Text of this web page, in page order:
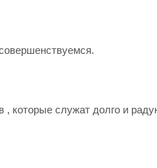
которые служат долго и